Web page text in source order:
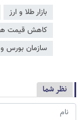
بازار طلا و ارز
کاهش قیمت
سازمان بورس و
نظر شما